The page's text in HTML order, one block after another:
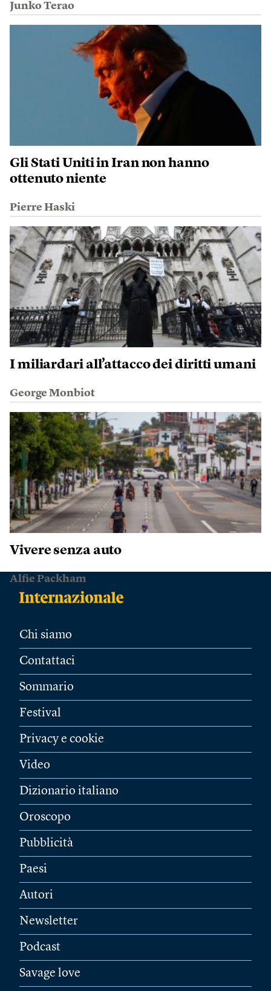
Junko Terao
Gli Stati Uniti in Iran non hanno
ottenuto niente
Pierre Haski
I miliardari all’attacco dei diritti umani
George Monbiot
Vivere senza auto
Alfie Packham
Chi siamo
Contattaci
Sommario
Festival
Privacy e cookie
Video
Dizionario italiano
Oroscopo
Pubblicità
Paesi
Autori
Newsletter
Podcast
Savage love